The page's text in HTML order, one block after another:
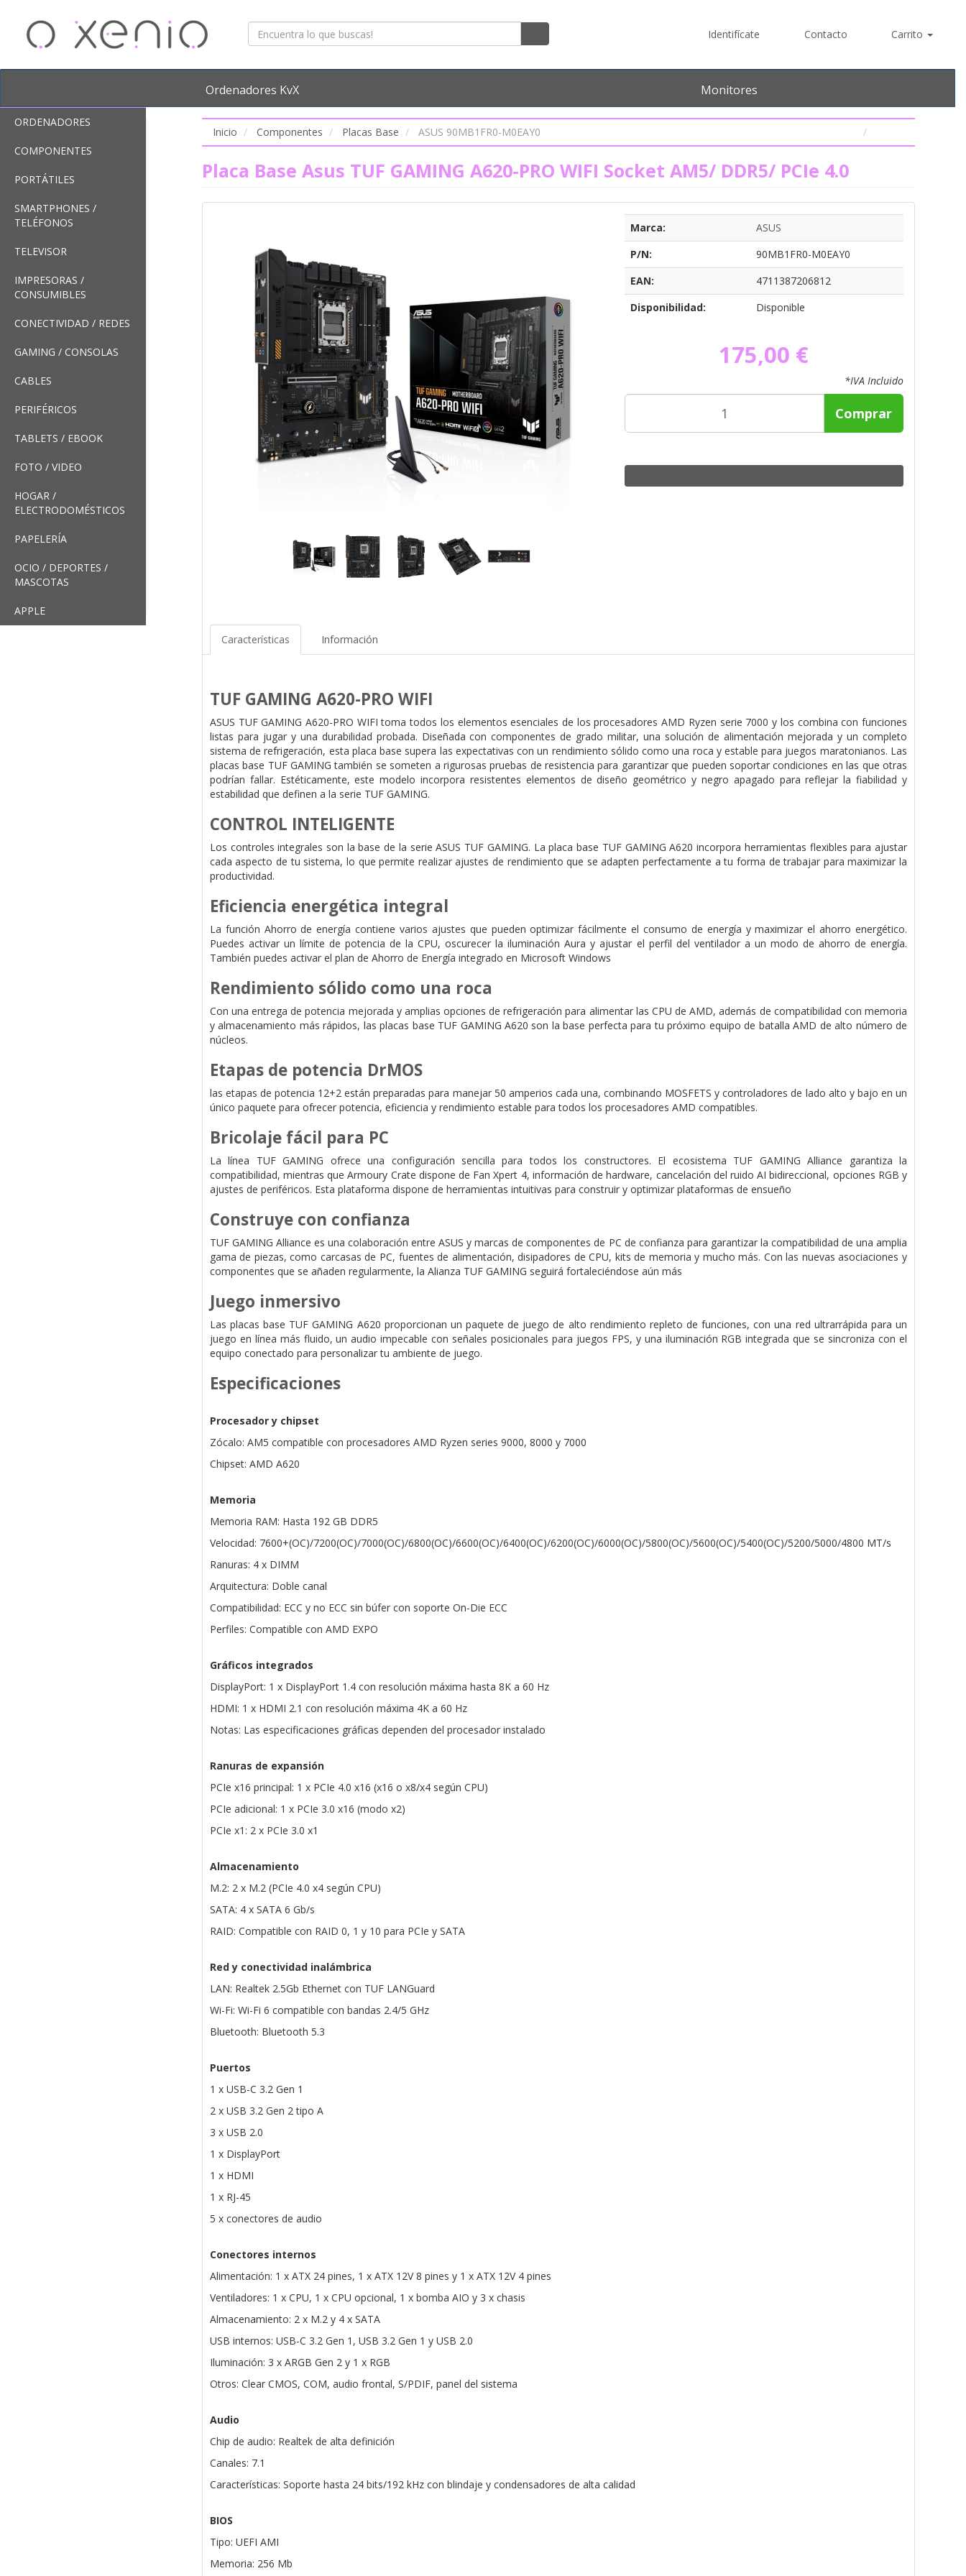
Identifícate Contacto Carrito
Ordenadores KvX Monitores
ORDENADORES
COMPONENTES
PORTÁTILES
SMARTPHONES /
TELÉFONOS
TELEVISOR
IMPRESORAS /
CONSUMIBLES
CONECTIVIDAD / REDES
GAMING / CONSOLAS
CABLES
PERIFÉRICOS
TABLETS / EBOOK
FOTO / VIDEO
HOGAR /
ELECTRODOMÉSTICOS
PAPELERÍA
OCIO / DEPORTES /
MASCOTAS
APPLE
Inicio Componentes Placas Base ASUS 90MB1FR0-M0EAY0
Placa Base Asus TUF GAMING A620-PRO WIFI Socket AM5/ DDR5/ PCIe 4.0
Marca:
ASUS
P/N:
90MB1FR0-M0EAY0
EAN:
4711387206812
Disponibilidad:
Disponible
175,00 €
*IVA Incluido
Comprar
Características Información
TUF GAMING A620-PRO WIFI
ASUS TUF GAMING A620-PRO WIFI toma todos los elementos esenciales de los procesadores AMD Ryzen serie 7000 y los combina con funciones
listas para jugar y una durabilidad probada. Diseñada con componentes de grado militar, una solución de alimentación mejorada y un completo
sistema de refrigeración, esta placa base supera las expectativas con un rendimiento sólido como una roca y estable para juegos maratonianos. Las
placas base TUF GAMING también se someten a rigurosas pruebas de resistencia para garantizar que pueden soportar condiciones en las que otras
podrían fallar. Estéticamente, este modelo incorpora resistentes elementos de diseño geométrico y negro apagado para reflejar la fiabilidad y
estabilidad que definen a la serie TUF GAMING.
CONTROL INTELIGENTE
Los controles integrales son la base de la serie ASUS TUF GAMING. La placa base TUF GAMING A620 incorpora herramientas flexibles para ajustar
cada aspecto de tu sistema, lo que permite realizar ajustes de rendimiento que se adapten perfectamente a tu forma de trabajar para maximizar la
productividad.
Eficiencia energética integral
La función Ahorro de energía contiene varios ajustes que pueden optimizar fácilmente el consumo de energía y maximizar el ahorro energético.
Puedes activar un límite de potencia de la CPU, oscurecer la iluminación Aura y ajustar el perfil del ventilador a un modo de ahorro de energía.
También puedes activar el plan de Ahorro de Energía integrado en Microsoft Windows
Rendimiento sólido como una roca
Con una entrega de potencia mejorada y amplias opciones de refrigeración para alimentar las CPU de AMD, además de compatibilidad con memoria
y almacenamiento más rápidos, las placas base TUF GAMING A620 son la base perfecta para tu próximo equipo de batalla AMD de alto número de
núcleos.
Etapas de potencia DrMOS
las etapas de potencia 12+2 están preparadas para manejar 50 amperios cada una, combinando MOSFETS y controladores de lado alto y bajo en un
único paquete para ofrecer potencia, eficiencia y rendimiento estable para todos los procesadores AMD compatibles.
Bricolaje fácil para PC
La línea TUF GAMING ofrece una configuración sencilla para todos los constructores. El ecosistema TUF GAMING Alliance garantiza la
compatibilidad, mientras que Armoury Crate dispone de Fan Xpert 4, información de hardware, cancelación del ruido AI bidireccional, opciones RGB y
ajustes de periféricos. Esta plataforma dispone de herramientas intuitivas para construir y optimizar plataformas de ensueño
Construye con confianza
TUF GAMING Alliance es una colaboración entre ASUS y marcas de componentes de PC de confianza para garantizar la compatibilidad de una amplia
gama de piezas, como carcasas de PC, fuentes de alimentación, disipadores de CPU, kits de memoria y mucho más. Con las nuevas asociaciones y
componentes que se añaden regularmente, la Alianza TUF GAMING seguirá fortaleciéndose aún más
Juego inmersivo
Las placas base TUF GAMING A620 proporcionan un paquete de juego de alto rendimiento repleto de funciones, con una red ultrarrápida para un
juego en línea más fluido, un audio impecable con señales posicionales para juegos FPS, y una iluminación RGB integrada que se sincroniza con el
equipo conectado para personalizar tu ambiente de juego.
Especificaciones
Procesador y chipset
Zócalo: AM5 compatible con procesadores AMD Ryzen series 9000, 8000 y 7000
Chipset: AMD A620
Memoria
Memoria RAM: Hasta 192 GB DDR5
Velocidad: 7600+(OC)/7200(OC)/7000(OC)/6800(OC)/6600(OC)/6400(OC)/6200(OC)/6000(OC)/5800(OC)/5600(OC)/5400(OC)/5200/5000/4800 MT/s
Ranuras: 4 x DIMM
Arquitectura: Doble canal
Compatibilidad: ECC y no ECC sin búfer con soporte On-Die ECC
Perfiles: Compatible con AMD EXPO
Gráficos integrados
DisplayPort: 1 x DisplayPort 1.4 con resolución máxima hasta 8K a 60 Hz
HDMI: 1 x HDMI 2.1 con resolución máxima 4K a 60 Hz
Notas: Las especificaciones gráficas dependen del procesador instalado
Ranuras de expansión
PCIe x16 principal: 1 x PCIe 4.0 x16 (x16 o x8/x4 según CPU)
PCIe adicional: 1 x PCIe 3.0 x16 (modo x2)
PCIe x1: 2 x PCIe 3.0 x1
Almacenamiento
M.2: 2 x M.2 (PCIe 4.0 x4 según CPU)
SATA: 4 x SATA 6 Gb/s
RAID: Compatible con RAID 0, 1 y 10 para PCIe y SATA
Red y conectividad inalámbrica
LAN: Realtek 2.5Gb Ethernet con TUF LANGuard
Wi-Fi: Wi-Fi 6 compatible con bandas 2.4/5 GHz
Bluetooth: Bluetooth 5.3
Puertos
1 x USB-C 3.2 Gen 1
2 x USB 3.2 Gen 2 tipo A
3 x USB 2.0
1 x DisplayPort
1 x HDMI
1 x RJ-45
5 x conectores de audio
Conectores internos
Alimentación: 1 x ATX 24 pines, 1 x ATX 12V 8 pines y 1 x ATX 12V 4 pines
Ventiladores: 1 x CPU, 1 x CPU opcional, 1 x bomba AIO y 3 x chasis
Almacenamiento: 2 x M.2 y 4 x SATA
USB internos: USB-C 3.2 Gen 1, USB 3.2 Gen 1 y USB 2.0
Iluminación: 3 x ARGB Gen 2 y 1 x RGB
Otros: Clear CMOS, COM, audio frontal, S/PDIF, panel del sistema
Audio
Chip de audio: Realtek de alta definición
Canales: 7.1
Características: Soporte hasta 24 bits/192 kHz con blindaje y condensadores de alta calidad
BIOS
Tipo: UEFI AMI
Memoria: 256 Mb